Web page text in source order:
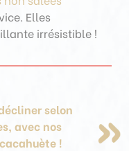
Elles
irrésistible !
selon
avec nos
!